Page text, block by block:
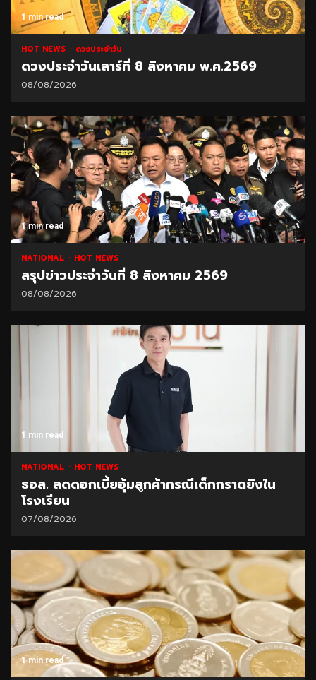
1 min read
HOT NEWS ดวงประจำวัน
ดวงประจำวันเสาร์ที่ 8 สิงหาคม พ.ศ.2569
08/08/2026
1 min read
NATIONAL HOT NEWS
สรุปข่าวประจำวันที่ 8 สิงหาคม 2569
08/08/2026
1 min read
NATIONAL HOT NEWS
ธอส. ลดดอกเบี้ยอุ้มลูกค้ากรณีเด็กกราดยิงใน
โรงเรียน
07/08/2026
1 min read